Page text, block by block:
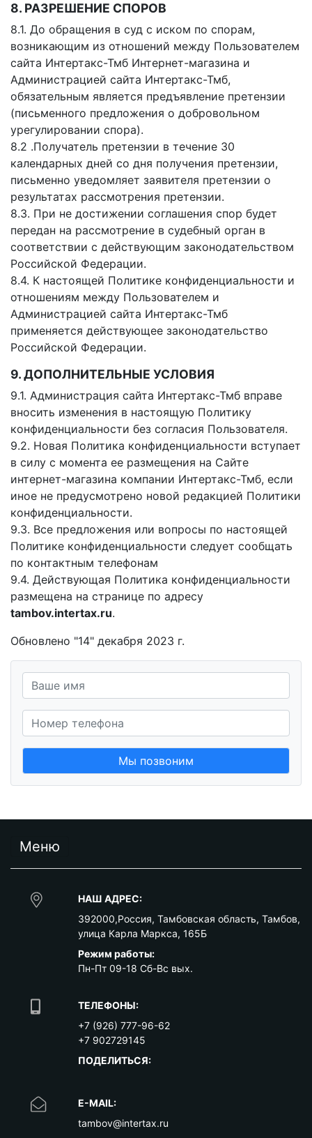
8. РАЗРЕШЕНИЕ СПОРОВ
8.1. До обращения в суд с иском по спорам,
возникающим из отношений между Пользователем
сайта Интертакс-Тмб Интернет-магазина и
Администрацией сайта Интертакс-Тмб,
обязательным является предъявление претензии
(письменного предложения о добровольном
урегулировании спора).
8.2 .Получатель претензии в течение 30
календарных дней со дня получения претензии,
письменно уведомляет заявителя претензии о
результатах рассмотрения претензии.
8.3. При не достижении соглашения спор будет
передан на рассмотрение в судебный орган в
соответствии с действующим законодательством
Российской Федерации.
8.4. К настоящей Политике конфиденциальности и
отношениям между Пользователем и
Администрацией сайта Интертакс-Тмб
применяется действующее законодательство
Российской Федерации.
9. ДОПОЛНИТЕЛЬНЫЕ УСЛОВИЯ
9.1. Администрация сайта Интертакс-Тмб вправе
вносить изменения в настоящую Политику
конфиденциальности без согласия Пользователя.
9.2. Новая Политика конфиденциальности вступает
в силу с момента ее размещения на Сайте
интернет-магазина компании Интертакс-Тмб, если
иное не предусмотрено новой редакцией Политики
конфиденциальности.
9.3. Все предложения или вопросы по настоящей
Политике конфиденциальности следует сообщать
по контактным телефонам
9.4. Действующая Политика конфиденциальности
размещена на странице по адресу
tambov.intertax.ru.
Обновлено "14" декабря 2023 г.
Мы позвоним
Меню
НАШ АДРЕС:
392000,Россия, Тамбовская область, Тамбов,
улица Карла Маркса, 165Б
Режим работы:
Пн-Пт 09-18 Сб-Вс вых.
ТЕЛЕФОНЫ:
+7 (926) 777-96-62
+7 902729145
ПОДЕЛИТЬСЯ:
E-MAIL:
tambov@intertax.ru